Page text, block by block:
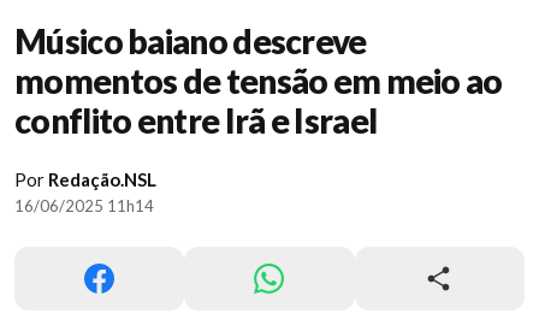
Músico baiano descreve
momentos de tensão em meio ao
conflito entre Irã e Israel
Por Redação.NSL
16/06/2025 11h14